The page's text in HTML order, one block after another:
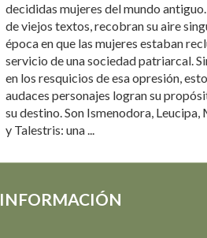
decididas mujeres del mundo
de viejos textos, recobran su aire
época en que las mujeres estaban
servicio de una sociedad patriarcal.
en los resquicios de esa opresión,
audaces personajes logran su
su destino. Son Ismenodora, Leucipa,
y Talestris: una ...
INFORMACIÓN